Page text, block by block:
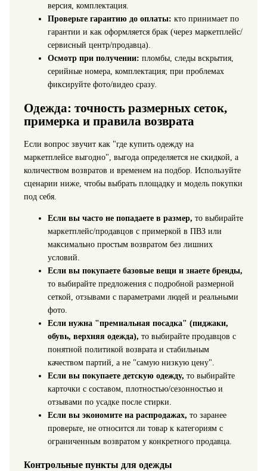
версия, комплектация.
Проверьте гарантию до оплаты: кто принимает по
гарантии и как оформляется брак (через маркетплейс/
сервисный центр/продавца).
Осмотр при получении: пломбы, следы вскрытия,
серийные номера, комплектация; при проблемах
фиксируйте фото/видео сразу.
Одежда: точность размерных сеток,
примерка и правила возврата
Если вопрос звучит как "где купить одежду на
маркетплейсе выгодно", выгода определяется не скидкой, а
количеством возвратов и временем на подбор. Используйте
сценарии ниже, чтобы выбрать площадку и модель покупки
под себя.
Если вы часто не попадаете в размер, то выбирайте
маркетплейс/продавцов с примеркой в ПВЗ или
максимально простым возвратом без лишних
условий.
Если вы покупаете базовые вещи и знаете бренды,
то выбирайте предложения с подробной размерной
сеткой, отзывами с параметрами людей и реальными
фото.
Если нужна "премиальная посадка" (пиджаки,
обувь, верхняя одежда), то выбирайте продавцов с
понятной политикой возврата и стабильным
качеством партий, а не "самую низкую цену".
Если вы покупаете детскую одежду, то выбирайте
карточки с составом, плотностью/сезонностью и
отзывами по усадке после стирки.
Если вы экономите на распродажах, то заранее
проверьте, не относится ли товар к категориям с
ограниченным возвратом у конкретного продавца.
Контрольные пункты для одежды